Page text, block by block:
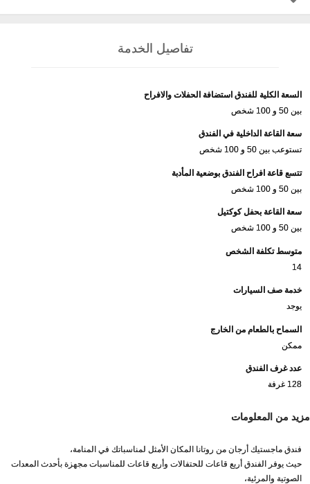
تفاصيل الخدمة
السعة الكلية للفندق استضافة الحفلات والافراح
بين 50 و 100 شخص
سعة القاعة الداخلية في الفندق
تستوعب بين 50 و 100 شخص
تتسع قاعة افراح الفندق بوضعية المأدبة
بين 50 و 100 شخص
سعة القاعة بحفل كوكتيل
بين 50 و 100 شخص
متوسط تكلفة الشخص
14
خدمة صف السيارات
يوجد
السماح بالطعام من الخارج
ممكن
عدد غرف الفندق
128 غرفة
مزيد من المعلومات
فندق ماجستيك أرجان من روتانا المكان الأمثل لمناسباتك في المنامة،
حيث يوفر الفندق أربع قاعات للحتفالات وأربع قاعات للمناسبات مجهزة بأحدث المعدات
الصوتية والمرئية،